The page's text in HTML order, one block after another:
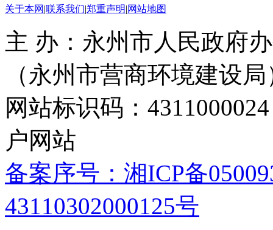
关于本网 |联系我们|郑重声明|网站地图
主 办：永州市人民政府
（永州市营商环境建设局
网站标识码：
户网站
备案序号：湘ICP备
43110302000125号